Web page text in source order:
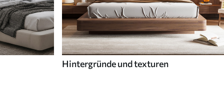
Hintergründe und texturen